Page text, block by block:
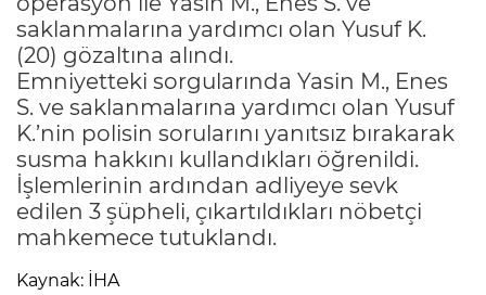
saklanmalarına yardımcı olan Yusuf K.
(20) gözaltına alındı.
Emniyetteki sorgularında Yasin M., Enes
S. ve saklanmalarına yardımcı olan Yusuf
K.’nin polisin sorularını yanıtsız bırakarak
susma hakkını kullandıkları öğrenildi.
İşlemlerinin ardından adliyeye sevk
edilen 3 şüpheli, çıkartıldıkları nöbetçi
mahkemece tutuklandı.
Kaynak: İHA